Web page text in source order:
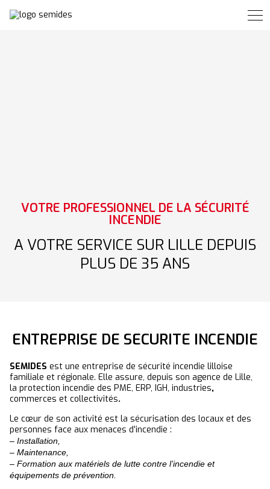
VOTRE PROFESSIONNEL DE LA SÉCURITÉ
INCENDIE
A VOTRE SERVICE SUR LILLE DEPUIS
PLUS DE 35 ANS
ENTREPRISE DE SECURITE INCENDIE
SEMIDES est une entreprise de sécurité incendie lilloise
familiale et régionale. Elle assure, depuis son agence de Lille,
la protection incendie des PME, ERP, IGH, industries,
commerces et collectivités.
Le cœur de son activité est la sécurisation des locaux et des
personnes face aux menaces d’incendie :
– Installation,
– Maintenance,
– Formation aux matériels de lutte contre l’incendie et
équipements de prévention.